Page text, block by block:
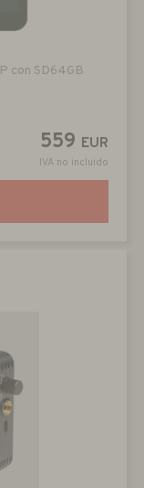
con SD64GB
559 EUR
IVA no incluido